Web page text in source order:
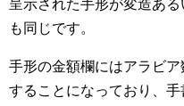
呈示された手形が変造あ
も同じです。
手形の金額欄にはアラビ
することになっており、